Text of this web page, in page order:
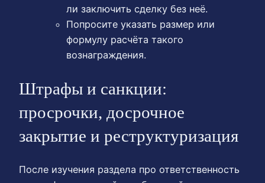
ли заключить сделку без неё.
Попросите указать размер или
формулу расчёта такого
вознаграждения.
Штрафы и санкции:
просрочки, досрочное
закрытие и реструктуризация
После изучения раздела про ответственность